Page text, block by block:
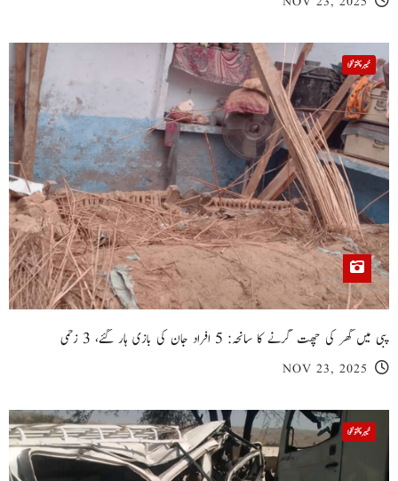
خیبر پختونخوا
پبی میں گھر کی چھت گرنے کا سانحہ: 5 افراد جان کی بازی ہار گئے، 3 زخمی
NOV 23, 2025
خیبر پختونخوا